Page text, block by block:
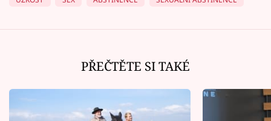
PŘEČTĚTE SI TAKÉ